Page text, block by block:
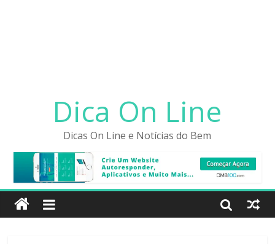
Dica On Line
Dicas On Line e Notícias do Bem